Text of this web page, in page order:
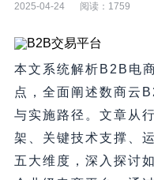
2025-04-24 阅读： 1759
本文系统解析B2B电
点，全面阐述数商云
与实施路径。文章从
架、关键技术支撑、
五大维度，深入探讨